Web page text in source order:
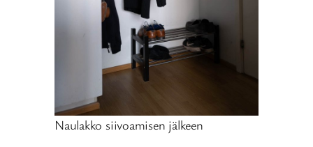
Naulakko siivoamisen jälkeen